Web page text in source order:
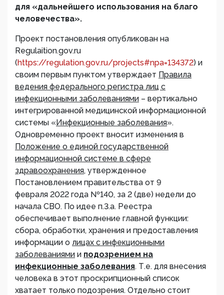
для «дальнейшего использования на благо
человечества».
Проект постановления опубликован на
Regulaition.gov.ru
(https://regulation.gov.ru/projects#npa=134372) и
своим первым пунктом утверждает Правила
ведения федерального регистра лиц с
инфекционными заболеваниями – вертикально
интегрированной медицинской информационной
системы «Инфекционные заболевания».
Одновременно проект вносит изменения в
Положение о единой государственной
информационной системе в сфере
здравоохранения, утвержденное
Постановлением правительства от 9
февраля 2022 года №140, за 2 (две) недели до
начала СВО. По идее п.3.а. Реестра
обеспечивает выполнение главной функции:
сбора, обработки, хранения и предоставления
информации о лицах с инфекционными
заболеваниями и подозрением на
инфекционные заболевания. Т.е. для внесения
человека в этот проскрипционный список
хватает только подозрения. Отдельно стоит